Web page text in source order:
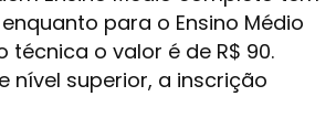
para o Ensino Médio
o valor é de R$ 90.
nível superior, a inscrição